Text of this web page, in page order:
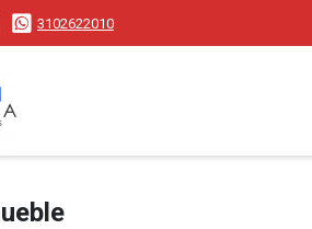
3102622010